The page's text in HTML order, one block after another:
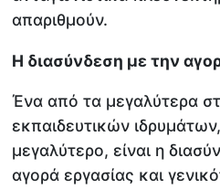
απαριθμούν.
Η διασύνδεση με την
Ένα από τα μεγαλύτερα
εκπαιδευτικών
μεγαλύτερο, είναι η
αγορά εργασίας και